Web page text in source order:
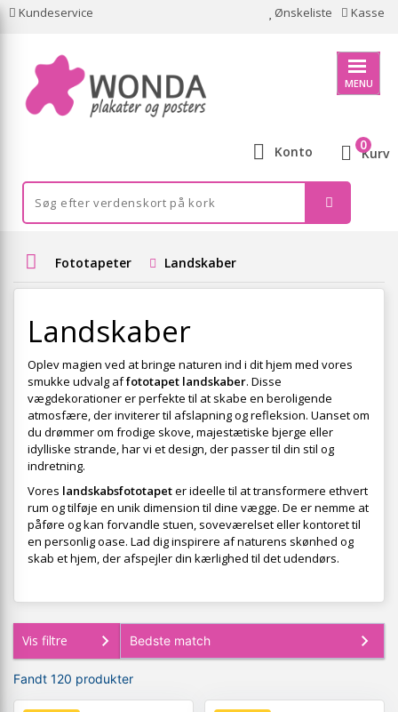
Kundeservice Ønskeliste Kasse
MENU
Konto Kurv
0
Fototapeter Landskaber
Landskaber
Oplev magien ved at bringe naturen ind i dit hjem med vores
smukke udvalg affototapet landskaber. Disse
vægdekorationer er perfekte til at skabe en beroligende
atmosfære, der inviterer til afslapning og refleksion. Uanset om
du drømmer om frodige skove, majestætiske bjerge eller
idylliske strande, har vi et design, der passer til din stil og
indretning.
Vores landskabsfototapeter ideelle til at transformere ethvert
rum og tilføje en unik dimension til dine vægge. De er nemme at
påføre og kan forvandle stuen, soveværelset eller kontoret til
en personlig oase. Lad dig inspirere af naturens skønhed og
skab et hjem, der afspejler din kærlighed til det udendørs.
Vis filtre
Fandt 120 produkter